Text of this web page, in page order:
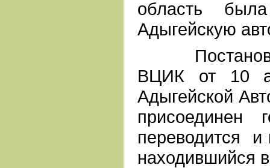
область
Адыгейскую
ВЦИК от 10
Адыгейской
присоединен
переводится и
находившийся